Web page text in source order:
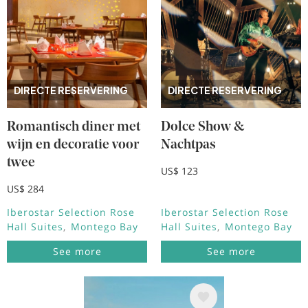
DIRECTE RESERVERING
Romantisch diner met
wijn en decoratie voor
twee
US$ 284
Iberostar Selection Rose
Hall Suites
Montego Bay
See more
DIRECTE RESERVERING
Dolce Show &
Nachtpas
US$ 123
Iberostar Selection Rose
Hall Suites
Montego Bay
See more